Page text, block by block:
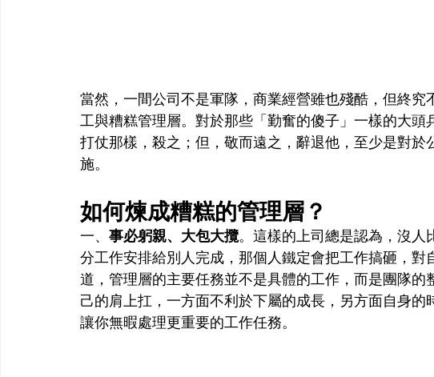
當然，一間公司不是軍隊，商業經營雖也殘酷，但終究
工與糟糕管理層。對於那些「勤奮的傻子」一樣的大
打仗那樣，殺之；但，敬而遠之，辭退他，至少是對
施。
如何煉成糟糕的管理層？
一、 事必躬親、大包大攬。這樣的上司總是認為，沒人
分工作安排給別人完成，那個人鐵定會把工作搞砸，對
道，管理層的主要任務並不是具體的工作，而是團隊的
己的肩上扛，一方面不利於下屬的成長，另方面自身
讓你無暇處理更重要的工作任務。